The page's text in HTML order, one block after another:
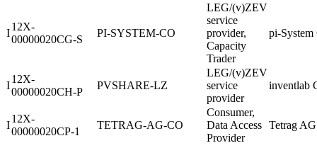
I
12X-
00000020CG-S
PI-SYSTEM-CO
LEG/(v)ZEV
service
provider,
Capacity
Trader
pi-
I
12X-
00000020CH-P
PVSHARE-LZ
LEG/(v)ZEV
service
provider
inventlab
I
12X-
00000020CP-1
TETRAG-AG-CO
Consumer,
Data Access
Provider
Tetrag AG